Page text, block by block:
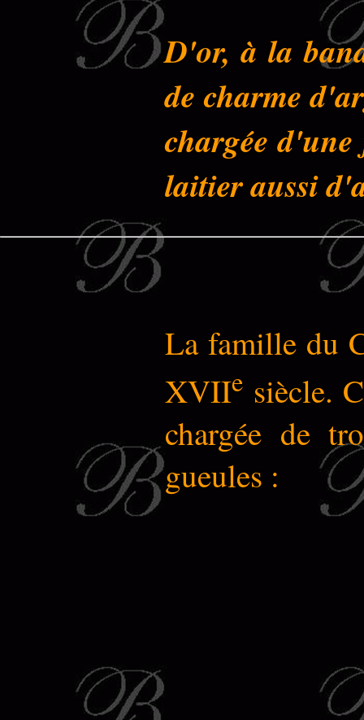
D'or, à la
de charme
chargée
laitier aussi
La famille du
XVIIe siècle.
chargée de
gueules :